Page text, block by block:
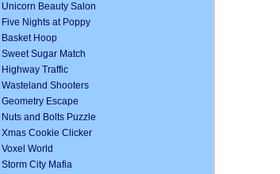
Unicorn Beauty Salon
Five Nights at Poppy
Basket Hoop
Sweet Sugar Match
Highway Traffic
Wasteland Shooters
Geometry Escape
Nuts and Bolts Puzzle
Xmas Cookie Clicker
Voxel World
Storm City Mafia